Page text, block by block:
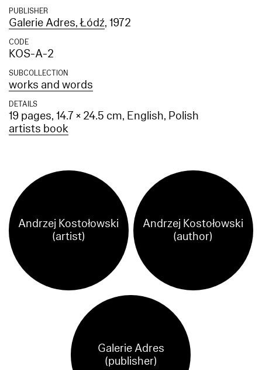
PUBLISHER
Galerie Adres, Łódź, 1972
CODE
KOS-A-2
SUBCOLLECTION
works and words
DETAILS
19 pages, 14.7 × 24.5 cm, English, Polish
artists book
Andrzej Kostołowski
(artist)
Andrzej Kostołowski
(author)
Galerie Adres
(publisher)